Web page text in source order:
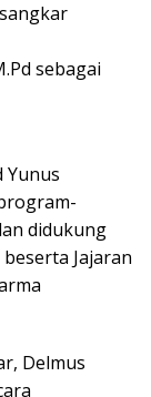
sebagai
Yunus
didukung
Jajaran
Delmus